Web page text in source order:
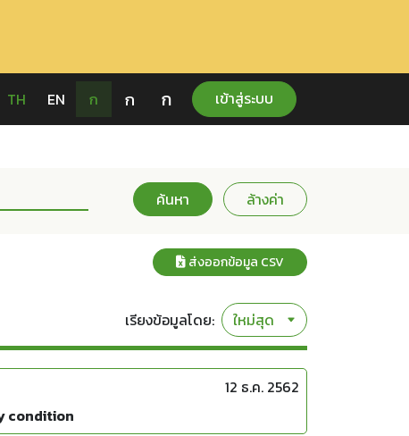
TH EN ก ก ก เข้าสู่ระบบ
ค้นหา ล้างค่า
ส่งออกข้อมูล CSV
เรียงข้อมูลโดย:
12 ธ.ค. 2562
condition